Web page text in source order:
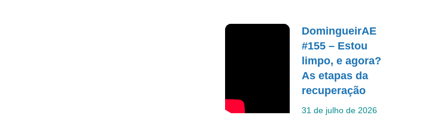
DomingueirAE
#155 – Estou
limpo, e agora?
As etapas da
recuperação
31 de julho de 2026